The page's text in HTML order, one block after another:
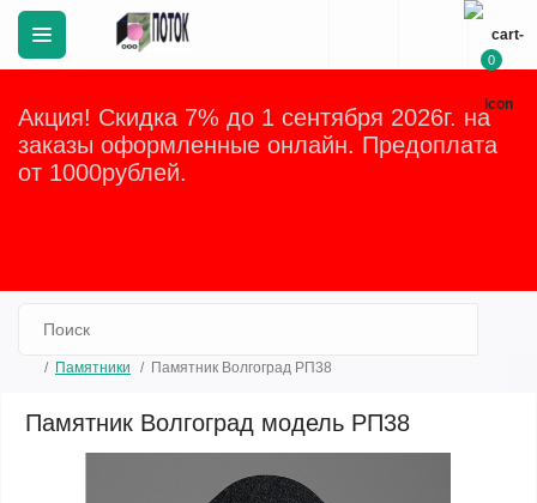
Акция! Скидка 7% до 1 сентября 2026г. на
заказы оформленные онлайн. Предоплата
от 1000рублей.
0
Памятники Памятник Волгоград РП38
Памятник Волгоград модель РП38